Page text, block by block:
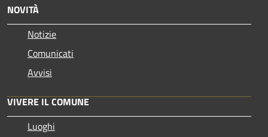
NOVITÀ
Notizie
Comunicati
Avvisi
VIVERE IL COMUNE
Luoghi